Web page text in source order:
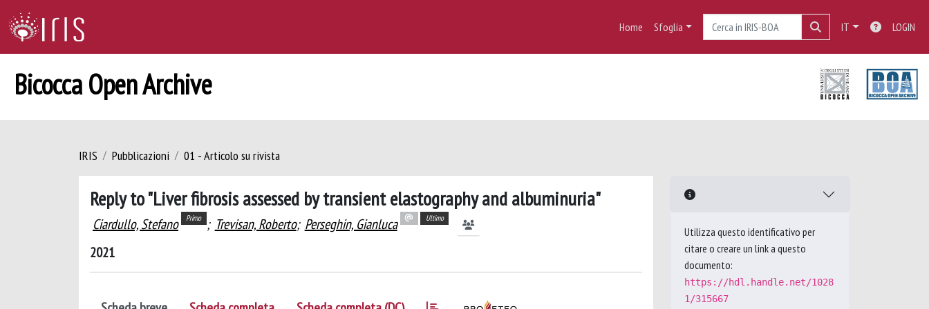
Home Sfoglia IT LOGIN
Bicocca Open Archive
IRIS Pubblicazioni 01 - Articolo su rivista
Reply to "Liver fibrosis assessed by transient elastography and albuminuria"
Ciardullo, Stefano Primo ; Trevisan, Roberto; Perseghin, Gianluca Ultimo
2021
Utilizza questo identificativo per
citare o creare un link a questo
documento:
https://hdl.handle.net/1028
1/315667